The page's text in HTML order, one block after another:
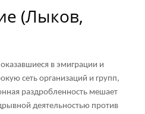
(Лыков,
в эмиграции и
сеть организаций и групп,
раздробленность мешает
деятельностью против